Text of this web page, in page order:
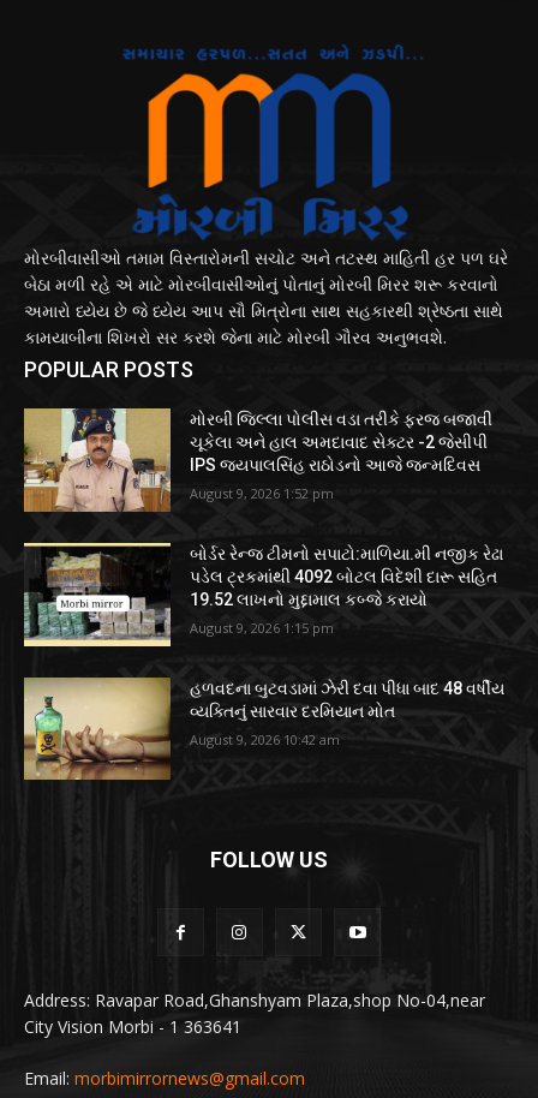
મોરબીવાસીઓ તમામ વિસ્તારોમની સચોટ અને તટસ્થ માહિતી હર પળ ઘરે
બેઠા મળી રહે એ માટે મોરબીવાસીઓનું પોતાનું મોરબી મિરર શરૂ કરવાનો
અમારો ધ્યેય છે જે ધ્યેય આપ સૌ મિત્રોના સાથ સહકારથી શ્રેષ્ઠતા સાથે
કામયાબીના શિખરો સર કરશે જેના માટે મોરબી ગૌરવ અનુભવશે.
POPULAR POSTS
મોરબી જિલ્લા પોલીસ વડા તરીકે ફરજ બજાવી
ચૂકેલા અને હાલ અમદાવાદ સેક્ટર -2 જેસીપી
IPS જયપાલસિંહ રાઠોડનો આજે જન્મદિવસ
August 9, 2026 1:52 pm
બોર્ડર રેન્જ ટીમનો સપાટો:માળિયા.મી નજીક રેઢા
પડેલ ટ્રકમાંથી 4092 બોટલ વિદેશી દારૂ સહિત
19.52 લાખનો મુદ્દામાલ કબ્જે કરાયો
August 9, 2026 1:15 pm
હળવદના બુટવડામાં ઝેરી દવા પીધા બાદ 48 વર્ષીય
વ્યક્તિનું સારવાર દરમિયાન મોત
August 9, 2026 10:42 am
FOLLOW US
Address: Ravapar Road,Ghanshyam Plaza,shop No-04,near
City Vision Morbi - 1 363641
Email: morbimirrornews@gmail.com